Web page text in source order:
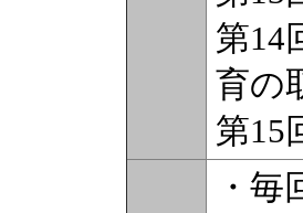
第14
育の
第15
・